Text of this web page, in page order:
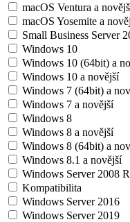
macOS Ventura a
macOS Yosemite a
Small Business Server
Windows 10
Windows 10 (64bit) a
Windows 10 a novější
Windows 7 (64bit) a
Windows 7 a novější
Windows 8
Windows 8 a novější
Windows 8 (64bit) a
Windows 8.1 a novější
Windows Server 2008
Kompatibilita
Windows Server 2016
Windows Server 2019